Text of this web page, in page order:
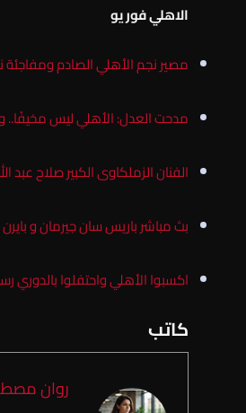
الاهلي فور يو
مصير نجم الأهلي الصادم
مدحت العدل: الأهلي ليس مخيفًا..
الفنان الزملكاوى الكبير صلاح عبد
بث مباشر باريس سان جيرمان و
اكسبوا الأهلي واحتفلوا بالدوري
كاتب
روان